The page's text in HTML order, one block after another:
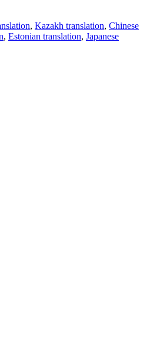
, Kazakh translation, Chinese
, Estonian translation, Japanese